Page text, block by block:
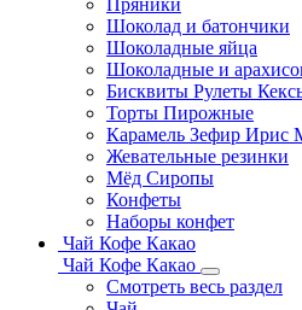
Пряники
Шоколад и батончики
Шоколадные яйца
Шоколадные и
Бисквиты Рулеты
Торты Пирожные
Карамель Зефир Ирис
Жевательные резинки
Мёд Сиропы
Конфеты
Наборы конфет
Чай Кофе Какао
Чай Кофе Какао
Смотреть весь раздел